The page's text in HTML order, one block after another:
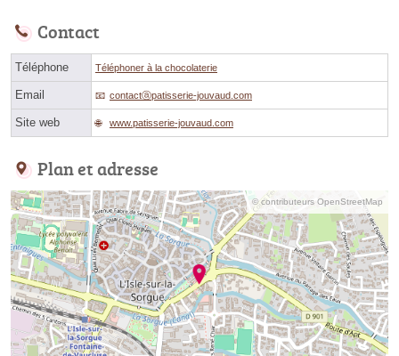
Contact
Téléphone Téléphoner à la chocolaterie
Email contactⓐpatisserie-jouvaud.com
Site web www.patisserie-jouvaud.com
Plan et adresse
© contributeurs OpenStreetMap